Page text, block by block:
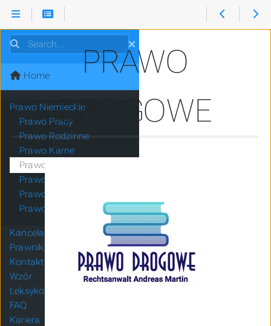
PRAWO
DROGOWE
Search
Home
Prawo Niemieckie
Prawo Pracy
Prawo Rodzinne
Prawo Karne
Prawo Drogowe
Prawo Cywilne
Prawo Gospodarcze
Prawo Spadkowe
Kancelaria
Prawnik
Kontakt
Wzór
Leksykon
FAQ
Kariera